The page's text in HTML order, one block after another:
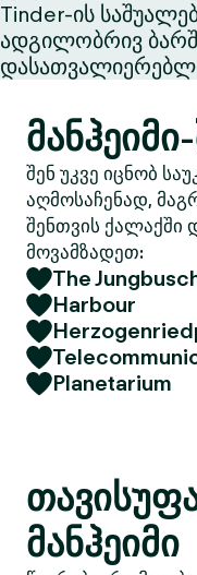
Tinder-ის
ადგილობრივ
შენ უკვე იცნობ
აღმოსაჩენად,
შენთვის ქალაქში
მოვამზადეთ:
The
Harbour
Planetarium
მანჰეიმი